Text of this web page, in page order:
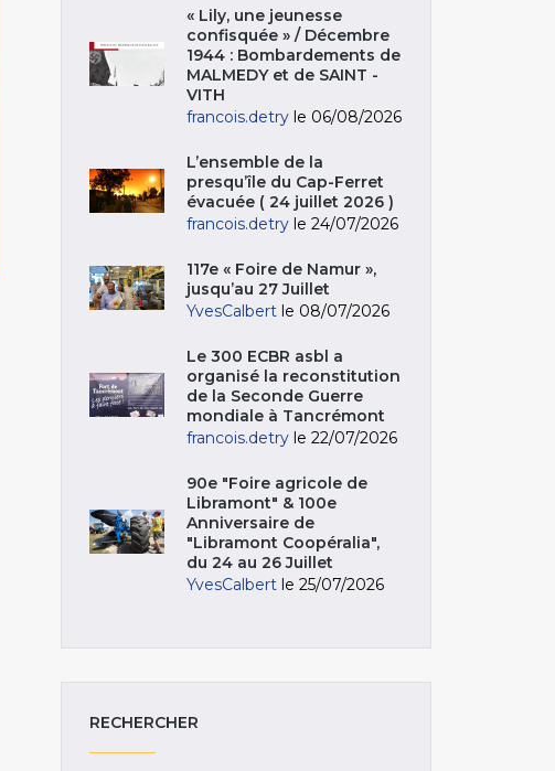
« Lily, une jeunesse
confisquée » / Décembre
1944 : Bombardements de
MALMEDY et de SAINT -
VITH
francois.detry le 06/08/2026
L’ensemble de la
presqu’île du Cap-Ferret
évacuée ( 24 juillet 2026 )
francois.detry le 24/07/2026
117e « Foire de Namur »,
jusqu’au 27 Juillet
YvesCalbert le 08/07/2026
Le 300 ECBR asbl a
organisé la reconstitution
de la Seconde Guerre
mondiale à Tancrémont
francois.detry le 22/07/2026
90e "Foire agricole de
Libramont" & 100e
Anniversaire de
"Libramont Coopéralia",
du 24 au 26 Juillet
YvesCalbert le 25/07/2026
RECHERCHER